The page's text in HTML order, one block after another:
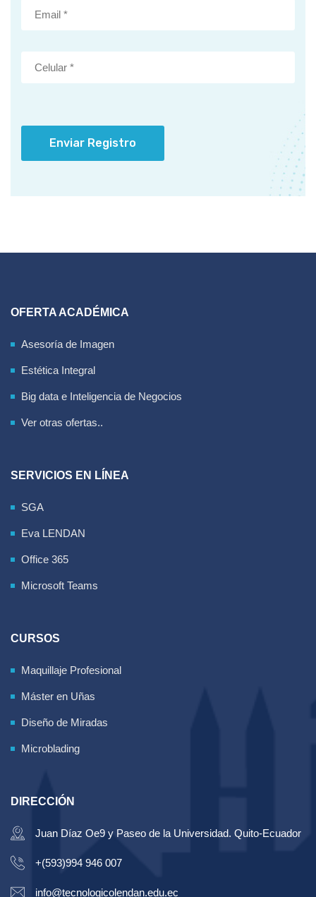
Enviar Registro
OFERTA ACADÉMICA
Asesoría de Imagen
Estética Integral
Big data e Inteligencia de Negocios
Ver otras ofertas..
SERVICIOS EN LÍNEA
SGA
Eva LENDAN
Office 365
Microsoft Teams
CURSOS
Maquillaje Profesional
Máster en Uñas
Diseño de Miradas
Microblading
DIRECCIÓN
Juan Díaz Oe9 y Paseo de la Universidad. Quito-Ecuador
+(593)994 946 007
info@tecnologicolendan.edu.ec